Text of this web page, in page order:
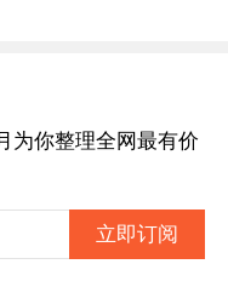
为你整理全网最有价
立即订阅